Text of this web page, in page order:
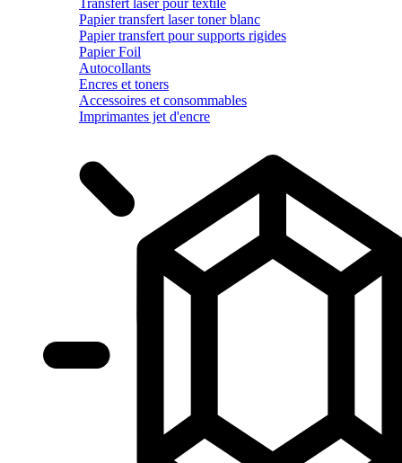
Papier transfert laser toner blanc
Papier transfert pour supports rigides
Papier Foil
Autocollants
Encres et toners
Accessoires et consommables
Imprimantes jet d'encre